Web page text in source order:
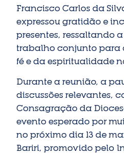
Francisco Carlos da
expressou gratidão e
presentes, ressaltando
trabalho conjunto para
fé e da espiritualidade
Durante a reunião, a
discussões relevantes,
Consagração da
evento esperado por
no próximo dia 13 de
Bariri, promovido pelo